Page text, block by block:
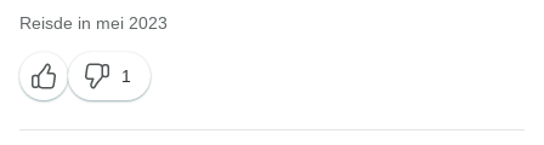
Reisde in mei 2023
1